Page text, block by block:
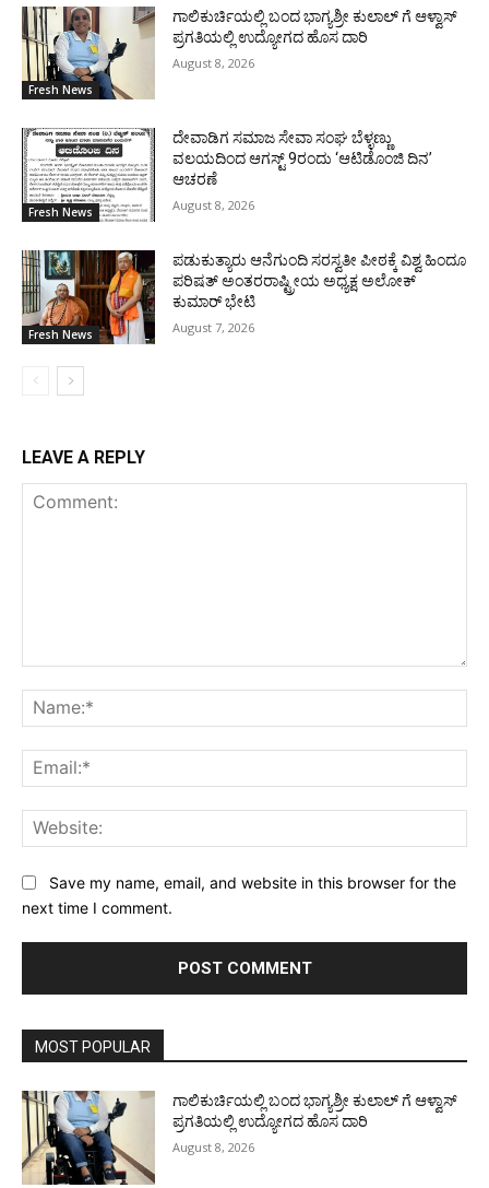
Fresh News
ಗಾಲಿಕುರ್ಚಿಯಲ್ಲಿ ಬಂದ ಭಾಗ್ಯಶ್ರೀ ಕುಲಾಲ್ ಗೆ ಆಳ್ವಾಸ್
ಪ್ರಗತಿಯಲ್ಲಿ ಉದ್ಯೋಗದ ಹೊಸ ದಾರಿ
August 8, 2026
Fresh News
ದೇವಾಡಿಗ ಸಮಾಜ ಸೇವಾ ಸಂಘ ಬೆಳ್ಳಣ್ಣು
ವಲಯದಿಂದ ಆಗಸ್ಟ್ 9ರಂದು ‘ಆಟಿಡೊಂಜಿ ದಿನ’
ಆಚರಣೆ
August 8, 2026
Fresh News
ಪಡುಕುತ್ಯಾರು ಆನೆಗುಂದಿ ಸರಸ್ವತೀ ಪೀಠಕ್ಕೆ ವಿಶ್ವ ಹಿಂದೂ
ಪರಿಷತ್ ಅಂತರರಾಷ್ಟ್ರೀಯ ಅಧ್ಯಕ್ಷ ಅಲೋಕ್
ಕುಮಾರ್ ಭೇಟಿ
August 7, 2026
LEAVE A REPLY
Save my name, email, and website in this browser for the
next time I comment.
MOST POPULAR
ಗಾಲಿಕುರ್ಚಿಯಲ್ಲಿ ಬಂದ ಭಾಗ್ಯಶ್ರೀ ಕುಲಾಲ್ ಗೆ ಆಳ್ವಾಸ್
ಪ್ರಗತಿಯಲ್ಲಿ ಉದ್ಯೋಗದ ಹೊಸ ದಾರಿ
August 8, 2026